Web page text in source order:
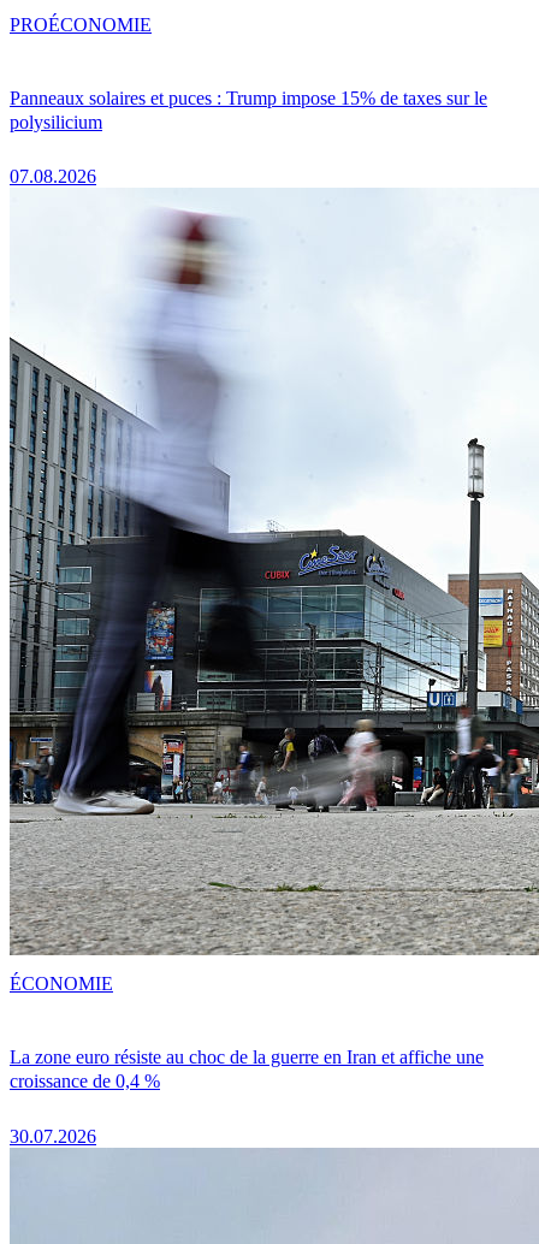
Panneaux solaires et puces : Trump impose 15% de taxes sur le
polysilicium
07.08.2026
PROÉCONOMIE
La zone euro résiste au choc de la guerre en Iran et affiche une
croissance de 0,4 %
30.07.2026
ÉCONOMIE